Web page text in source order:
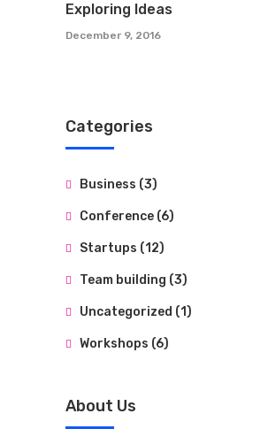
Exploring Ideas
December 9, 2016
Categories
Business (3)
Conference (6)
Startups (12)
Team building (3)
Uncategorized (1)
Workshops (6)
About Us